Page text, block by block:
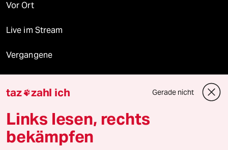
Vor Ort
Live im Stream
Vergangene
Mehr taz Lesestoff
taz zahl ich Gerade nicht
Links lesen, rechts
bekämpfen